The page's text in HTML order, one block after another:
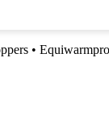
• Equiwarmpro